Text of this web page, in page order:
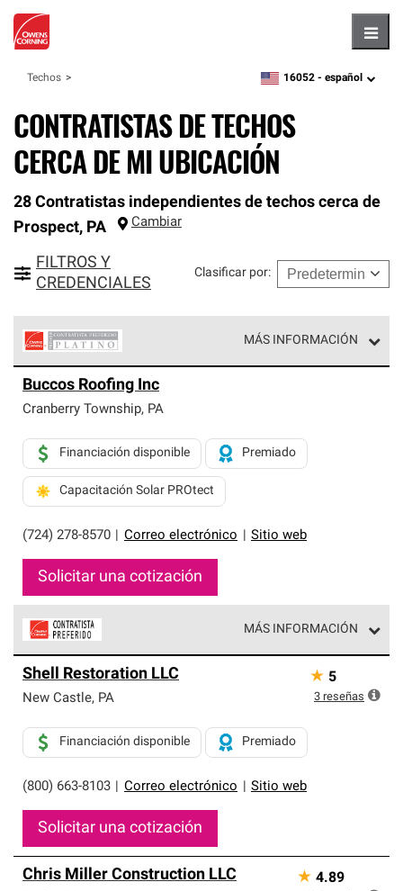
Techos zipcode,language
16052 - español
CONTRATISTAS DE TECHOS
CERCA DE MI UBICACIÓN
28 Contratistas independientes de techos cerca de
Prospect, PA Cambiar
FILTROS Y
CREDENCIALES
Clasificar por:
MÁS INFORMACIÓN
Corning constituyen el nivel superior de nuestra red
exclusiva y cumplen con estándares estrictos de
Solo ellos pueden ofrecer nuestra mejor garantía de
sistemas de techos.
Buccos Roofing Inc
Cranberry Township, PA
(724) 278-8570 Correo electrónico Sitio web
Financiación disponible Premiado
Capacitación Solar PROtect
Solicitar una cotización
MÁS INFORMACIÓN
parte de una red exclusiva de profesionales de techos
que cumplen con altos estándares y requisitos estrictos
Shell Restoration LLC
New Castle, PA
(800) 663-8103 Correo electrónico Sitio web
Financiación disponible Premiado
Solicitar una cotización
★ 5
3 reseñas
Chris Miller Construction LLC ★ 4.89